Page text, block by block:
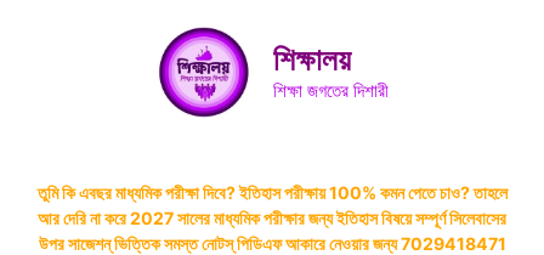
শিক্ষালয়
শিক্ষা জগতের দিশারী
তুমি কি এবছর মাধ্যমিক পরীক্ষা দিবে? ইতিহাস পরীক্ষায় 100% কমন পেতে চাও? তাহলে
আর দেরি না করে 2027 সালের মাধ্যমিক পরীক্ষার জন্য ইতিহাস বিষয়ে সম্পূর্ণ সিলেবাসের
উপর সাজেশন্ ভিত্তিক সমস্ত নোটস্ পিডিএফ আকারে নেওয়ার জন্য 7029418471